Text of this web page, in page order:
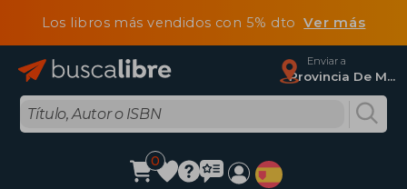
Los libros más vendidos con 5% dtoVer más
Enviar a
Provincia De Madrid
0